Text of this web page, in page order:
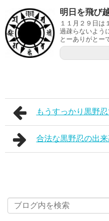
明日を飛び
１１月２９日は
過疎らないよう
とーありがとー
もうすっかり黒野
合法な黒野忍の出来